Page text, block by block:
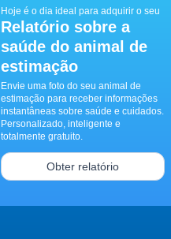
Hoje é o dia ideal para adquirir o seu
Relatório sobre a
saúde do animal de
estimação
Envie uma foto do seu animal de
estimação para receber informações
instantâneas sobre saúde e cuidados.
Personalizado, inteligente e
totalmente gratuito.
Obter relatório